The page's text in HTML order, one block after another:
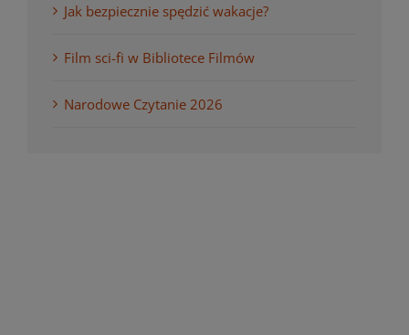
Jak bezpiecznie spędzić wakacje?
Film sci-fi w Bibliotece Filmów
Narodowe Czytanie 2026